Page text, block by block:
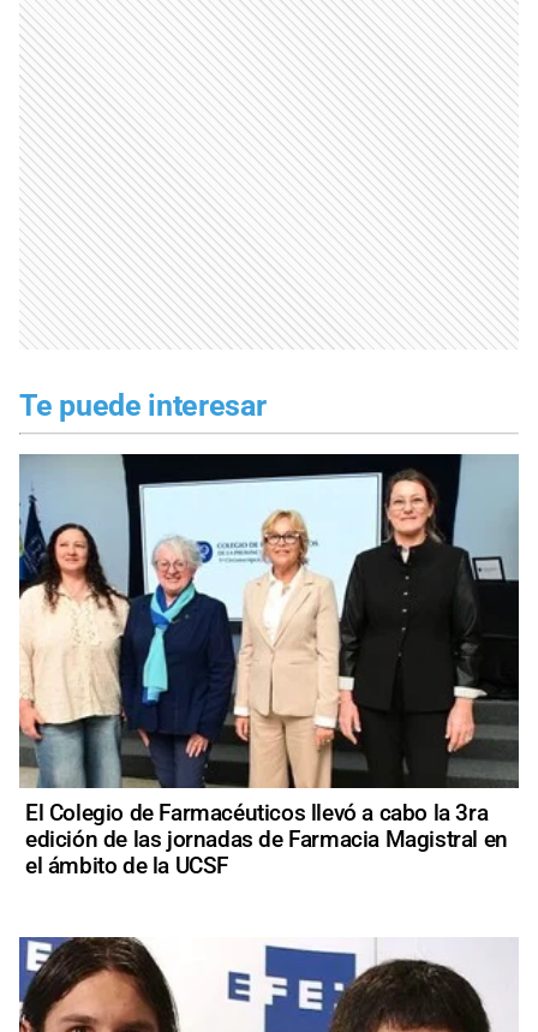
Te puede interesar
El Colegio de Farmacéuticos llevó a cabo la 3ra
edición de las jornadas de Farmacia Magistral en
el ámbito de la UCSF